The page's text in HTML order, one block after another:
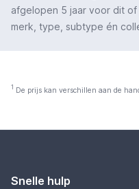
afgelopen 5 jaar voor dit
merk, type, subtype én
1 De prijs kan verschillen aan de
Snelle hulp